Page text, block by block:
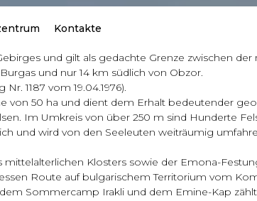
Kontakte
und gilt als gedachte Grenze zwischen
und nur 14 km südlich von Obzor.
1187 vom 19.04.1976).
von 50 ha und dient dem Erhalt bedeutender
Im Umkreis von über 250 m sind Hunderte
und wird von den Seeleuten weiträumig
Klosters sowie der Emona-
Route auf bulgarischem Territorium vom
Sommercamp Irakli und dem Emine-Kap